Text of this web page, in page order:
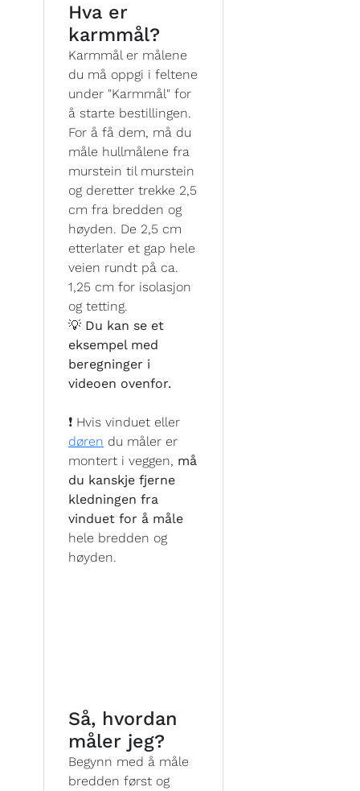
Hva er
karmmål?
Karmmål er målene
du må oppgi i feltene
under "Karmmål" for
å starte bestillingen.
For å få dem, må du
måle hullmålene fra
murstein til murstein
og deretter trekke 2,5
cm fra bredden og
høyden. De 2,5 cm
etterlater et gap hele
veien rundt på ca.
1,25 cm for isolasjon
og tetting.
💡 Du kan se et
eksempel med
beregninger i
videoen ovenfor.
❗ Hvis vinduet eller
døren du måler er
montert i veggen, må
du kanskje fjerne
kledningen fra
vinduet for å måle
hele bredden og
høyden.
Så, hvordan
måler jeg?
Begynn med å måle
bredden først og